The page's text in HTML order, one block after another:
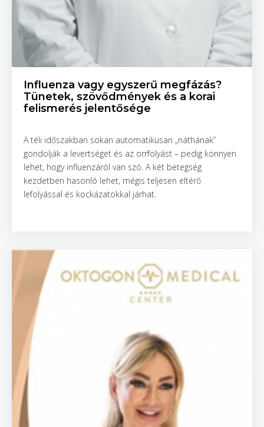
Influenza vagy egyszerű megfázás?
Tünetek, szövődmények és a korai
felismerés jelentősége
A téli időszakban sokan automatikusan „náthának”
gondolják a levertséget és az orrfolyást – pedig könnyen
lehet, hogy influenzáról van szó. A két betegség
kezdetben hasonló lehet, mégis teljesen eltérő
lefolyással és kockázatokkal járhat.